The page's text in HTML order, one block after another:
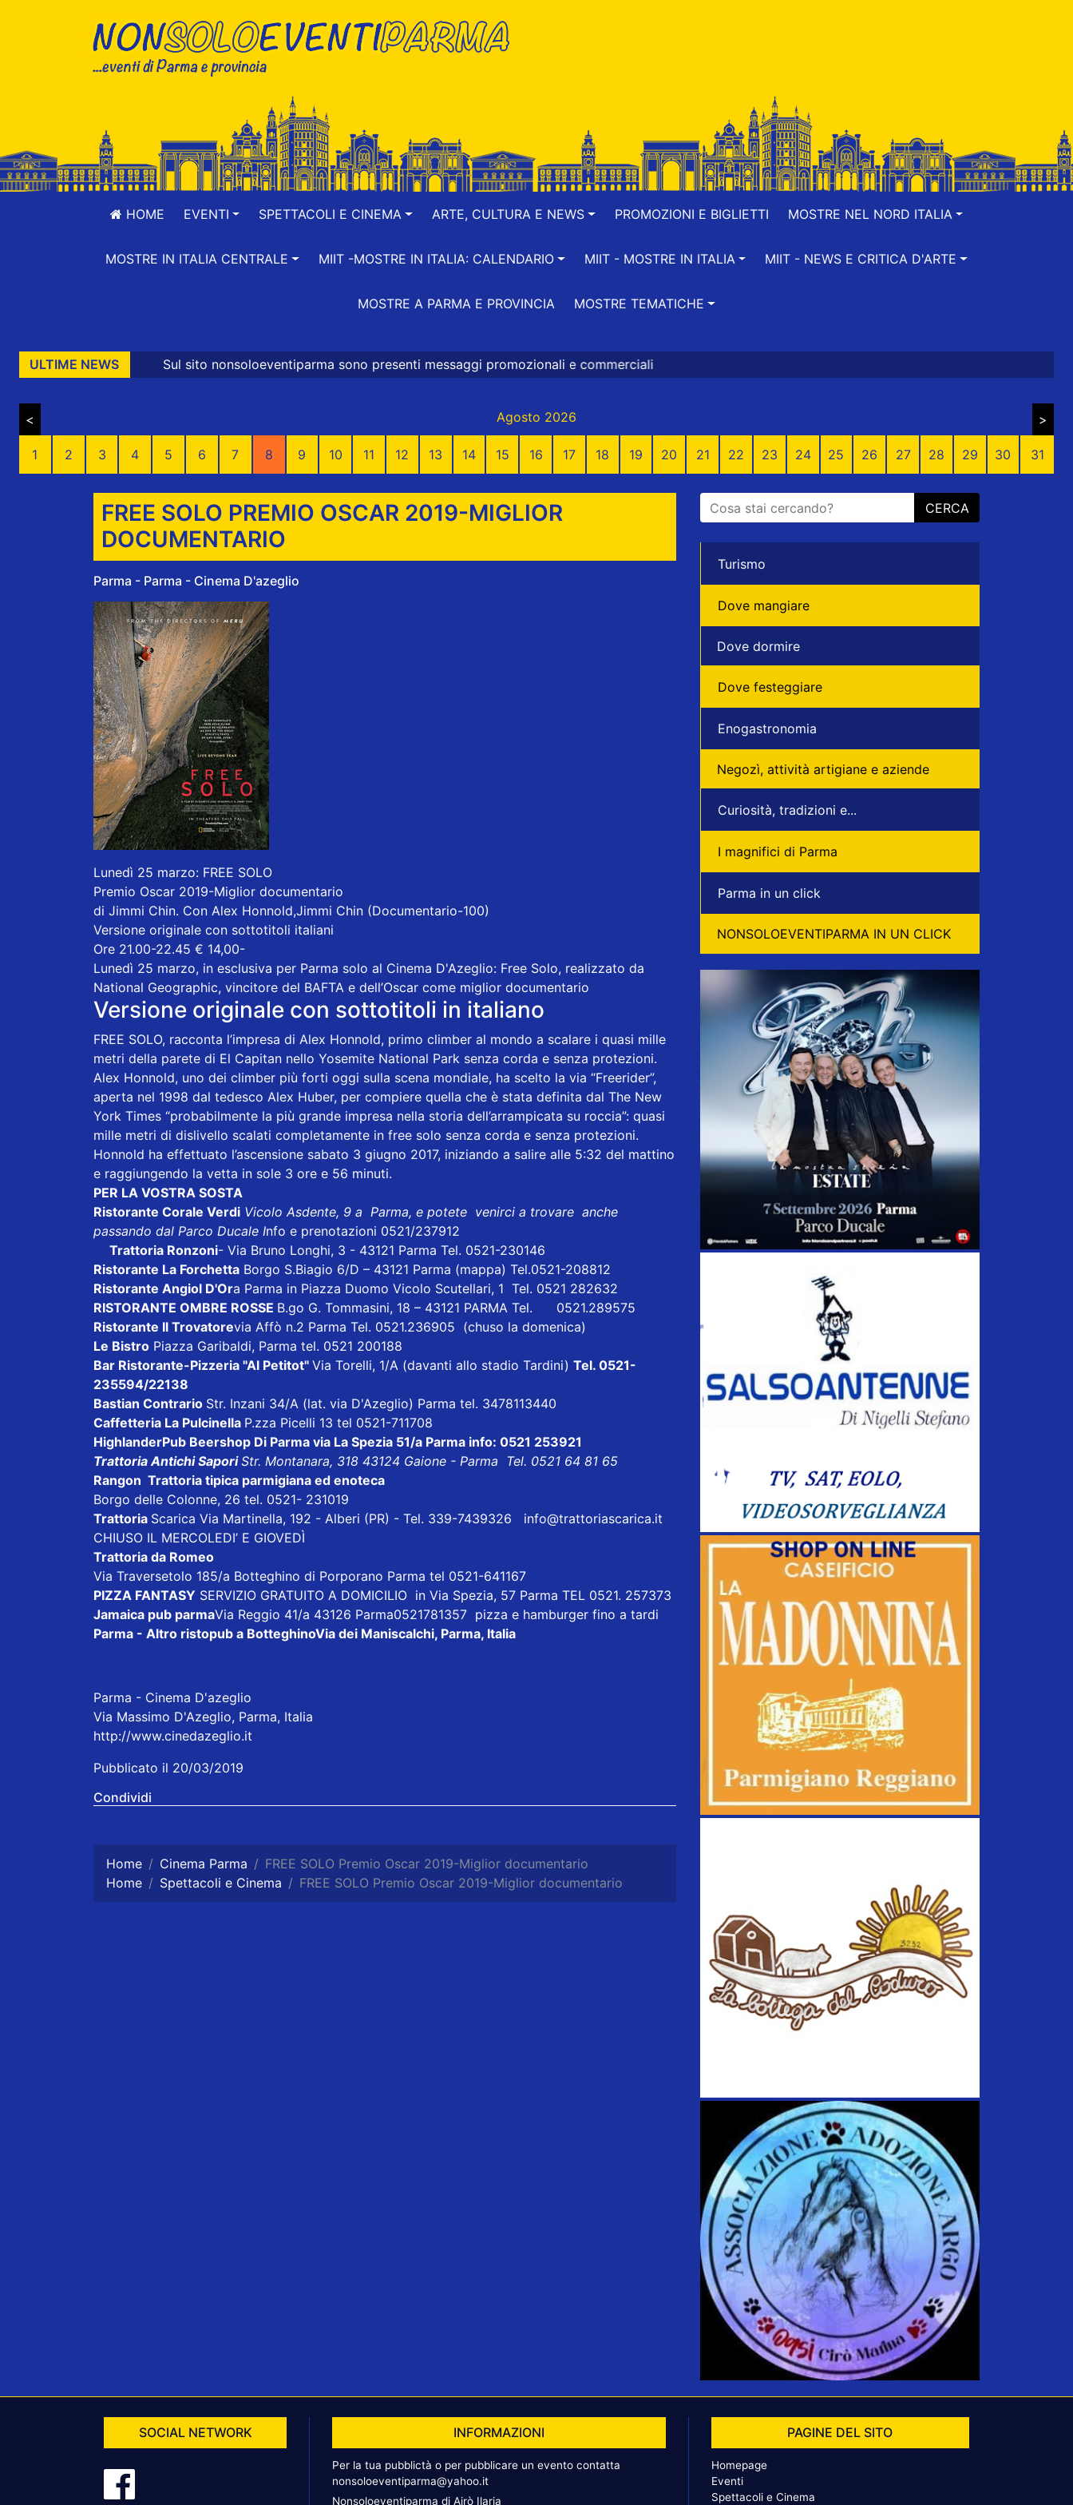
HOME EVENTI SPETTACOLI E CINEMA ARTE, CULTURA E NEWS PROMOZIONI E BIGLIETTI MOSTRE NEL NORD ITALIA
MOSTRE IN ITALIA CENTRALE MIIT -MOSTRE IN ITALIA: CALENDARIO MIIT - MOSTRE IN ITALIA MIIT - NEWS E CRITICA D'ARTE
MOSTRE A PARMA E PROVINCIA MOSTRE TEMATICHE
ULTIME NEWS
Sul sito nonsoloeventiparma sono presenti messaggi promozionali e commerciali
< Agosto 2026 >
1 2 3 4 5 6 7 8 9 10 11 12 13 14 15 16 17 18 19 20 21 22 23 24 25 26 27 28 29 30 31
FREE SOLO PREMIO OSCAR 2019-MIGLIOR
DOCUMENTARIO
Parma - Parma - Cinema D'azeglio
Lunedì 25 marzo: FREE SOLO
Premio Oscar 2019-Miglior documentario
di Jimmi Chin. Con Alex Honnold,Jimmi Chin (Documentario-100)
Versione originale con sottotitoli italiani
Ore 21.00-22.45 € 14,00-
Lunedì 25 marzo, in esclusiva per Parma solo al Cinema D'Azeglio: Free Solo, realizzato da
National Geographic, vincitore del BAFTA e dell’Oscar come miglior documentario
Versione originale con sottotitoli in italiano
FREE SOLO, racconta l’impresa di Alex Honnold, primo climber al mondo a scalare i quasi mille
metri della parete di El Capitan nello Yosemite National Park senza corda e senza protezioni.
Alex Honnold, uno dei climber più forti oggi sulla scena mondiale, ha scelto la via “Freerider”,
aperta nel 1998 dal tedesco Alex Huber, per compiere quella che è stata definita dal The New
York Times “probabilmente la più grande impresa nella storia dell’arrampicata su roccia”: quasi
mille metri di dislivello scalati completamente in free solo senza corda e senza protezioni.
Honnold ha effettuato l’ascensione sabato 3 giugno 2017, iniziando a salire alle 5:32 del mattino
e raggiungendo la vetta in sole 3 ore e 56 minuti.
PER LA VOSTRA SOSTA
Ristorante Corale Verdi Vicolo Asdente, 9 a Parma, e potete venirci a trovare anche
passando dal Parco Ducale Info e prenotazioni 0521/237912
Trattoria Ronzoni- Via Bruno Longhi, 3 - 43121 Parma Tel. 0521-230146
Ristorante La Forchetta Borgo S.Biagio 6/D – 43121 Parma (mappa) Tel.0521-208812
Ristorante Angiol D'Ora Parma in Piazza Duomo Vicolo Scutellari, 1 Tel. 0521 282632
RISTORANTE OMBRE ROSSE B.go G. Tommasini, 18 – 43121 PARMA Tel. 0521.289575
Ristorante Il Trovatorevia Affò n.2 Parma Tel. 0521.236905 (chuso la domenica)
Le Bistro Piazza Garibaldi, Parma tel. 0521 200188
Bar Ristorante-Pizzeria "Al Petitot" Via Torelli, 1/A (davanti allo stadio Tardini) Tel. 0521-
235594/22138
Bastian Contrario Str. Inzani 34/A (lat. via D'Azeglio) Parma tel. 3478113440
Caffetteria La Pulcinella P.zza Picelli 13 tel 0521-711708
HighlanderPub Beershop Di Parma via La Spezia 51/a Parma info: 0521 253921
Trattoria Antichi SaporiStr. Montanara, 318 43124 Gaione - Parma Tel. 0521 64 81 65
Rangon Trattoria tipica parmigiana ed enoteca
Borgo delle Colonne, 26 tel. 0521- 231019
Trattoria Scarica Via Martinella, 192 - Alberi (PR) - Tel. 339-7439326 info@trattoriascarica.it
CHIUSO IL MERCOLEDI’ E GIOVEDÌ
Trattoria da Romeo
Via Traversetolo 185/a Botteghino di Porporano Parma tel 0521-641167
PIZZA FANTASY SERVIZIO GRATUITO A DOMICILIO in Via Spezia, 57 Parma TEL 0521. 257373
Jamaica pub parmaVia Reggio 41/a 43126 Parma0521781357 pizza e hamburger fino a tardi
Parma - Altro ristopub a BotteghinoVia dei Maniscalchi, Parma, Italia
Parma - Cinema D'azeglio
Via Massimo D'Azeglio, Parma, Italia
http://www.cinedazeglio.it
Pubblicato il 20/03/2019
Condividi
Home Cinema Parma
FREE SOLO Premio Oscar 2019-Miglior documentario
Home
Spettacoli e Cinema FREE SOLO Premio Oscar 2019-Miglior documentario
CERCA
Turismo
Dove mangiare
Dove dormire
Dove festeggiare
Enogastronomia
Negozì, attività artigiane e aziende
Curiosità, tradizioni e...
I magnifici di Parma
Parma in un click
NONSOLOEVENTIPARMA IN UN CLICK
SOCIAL NETWORK INFORMAZIONI
Per la tua pubblictà o per pubblicare un evento contatta
nonsoloeventiparma@yahoo.it
Nonsoloeventiparma di Airò Ilaria
PAGINE DEL SITO
Homepage
Eventi
Spettacoli e Cinema